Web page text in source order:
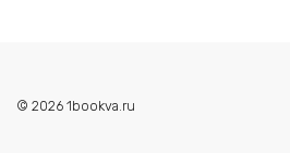
© 2026 1bookva.ru